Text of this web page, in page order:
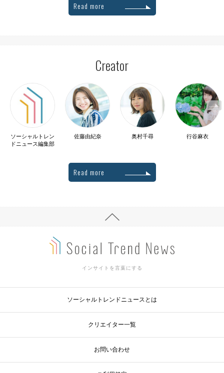
Read more
Creator
ソーシャルトレン
ドニュース編集部
佐藤由紀奈 奥村千尋 行谷麻衣
Read more
インサイトを言葉にする
ソーシャルトレンドニュースとは
クリエイター一覧
お問い合わせ